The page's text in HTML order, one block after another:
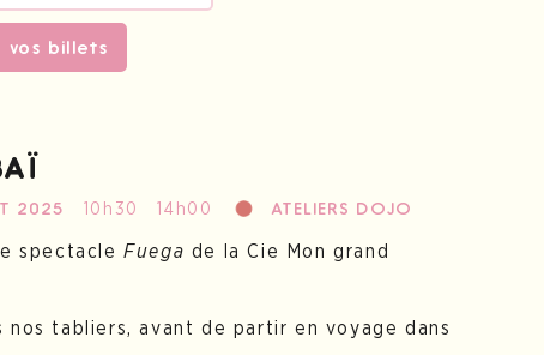
vos billets
2025 10h30 14h00 ATELIERS DOJO
spectacleFuega de la Cie Mon grand
nos tabliers, avant de partir en voyage dans